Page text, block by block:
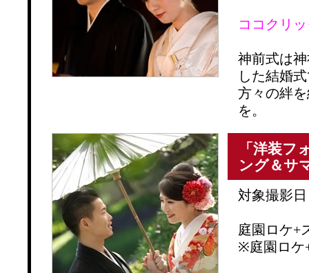
ココクリ
神前式は
した結婚
方々の絆
を。
「洋装
ング＆サ
対象撮影
庭園ロケ+
※庭園ロケ